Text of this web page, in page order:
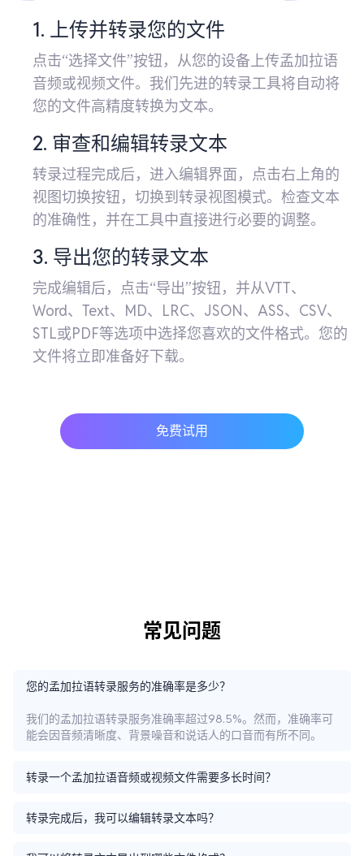
1. 上传并转录您的文件
点击“选择文件”按钮，从您的设备上传孟加拉语
音频或视频文件。我们先进的转录工具将自动将
您的文件高精度转换为文本。
2. 审查和编辑转录文本
转录过程完成后，进入编辑界面，点击右上角的
视图切换按钮，切换到转录视图模式。检查文本
的准确性，并在工具中直接进行必要的调整。
3. 导出您的转录文本
完成编辑后，点击“导出”按钮，并从VTT、
Word、Text、MD、LRC、JSON、ASS、CSV、
STL或PDF等选项中选择您喜欢的文件格式。您的
文件将立即准备好下载。
免费试用
常见问题
您的孟加拉语转录服务的准确率是多少？
我们的孟加拉语转录服务准确率超过98.5%。然而，准确率可
能会因音频清晰度、背景噪音和说话人的口音而有所不同。
转录一个孟加拉语音频或视频文件需要多长时间？
转录完成后，我可以编辑转录文本吗？